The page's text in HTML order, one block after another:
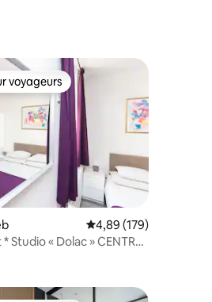
130 commentaires
voyageurs
voyageurs
Note moyenne de
4,89 (179)
Studio « Dolac » CENTRE